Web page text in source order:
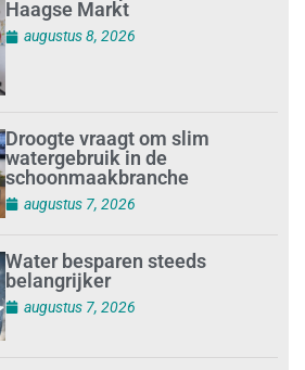
Haagse Markt
augustus 8, 2026
Droogte vraagt om slim
watergebruik in de
schoonmaakbranche
augustus 7, 2026
Water besparen steeds
belangrijker
augustus 7, 2026